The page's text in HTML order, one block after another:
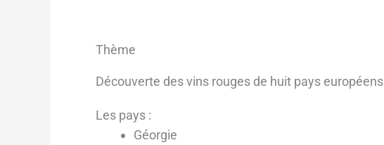
Thème
Découverte des vins rouges de huit pays européens
Les pays :
Géorgie